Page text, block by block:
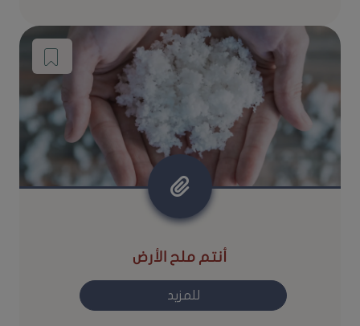
أنتم ملح الأرض
للمزيد